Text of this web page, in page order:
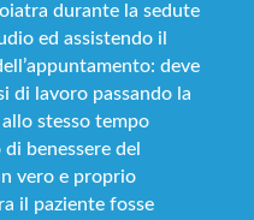
durante la sedute
ed assistendo il
deve
di lavoro passando la
stesso tempo
benessere del
vero e proprio
il paziente fosse